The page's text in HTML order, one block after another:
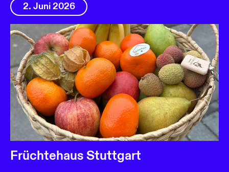
2. Juni 2026
Früchtehaus Stuttgart